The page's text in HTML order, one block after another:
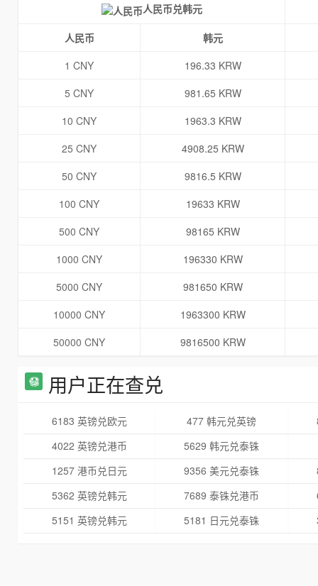
人民币兑韩元
人民币
韩元
1 CNY
196.33 KRW
5 CNY
981.65 KRW
10 CNY
1963.3 KRW
25 CNY
4908.25 KRW
50 CNY
9816.5 KRW
100 CNY
19633 KRW
500 CNY
98165 KRW
1000 CNY
196330 KRW
5000 CNY
981650 KRW
10000 CNY
1963300 KRW
50000 CNY
9816500 KRW
用户正在查兑
6183 英镑兑欧元 477 韩元兑英镑
4022 英镑兑港币
5629 韩元兑泰铢
1257 港币兑日元
9356 美元兑泰铢
5362 英镑兑韩元
7689 泰铢兑港币
5151 英镑兑韩元
5181 日元兑泰铢